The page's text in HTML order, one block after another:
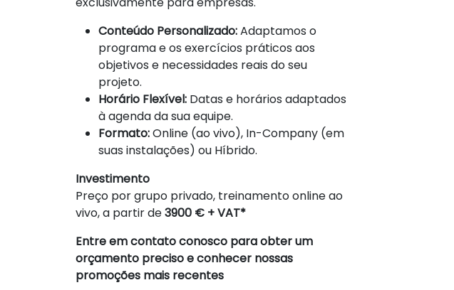
Conteúdo Personalizado:Adaptamos o
programa e os exercícios práticos aos
objetivos e necessidades reais do seu
projeto.
Horário Flexível:Datas e horários adaptados
à agenda da sua equipe.
Formato:Online (ao vivo), In-Company (em
suas instalações) ou Híbrido.
Investimento
Preço por grupo privado, treinamento online ao
vivo, a partir de3900 € + VAT*
Entre em contato conosco para obter um
orçamento preciso e conhecer nossas
promoções mais recentes